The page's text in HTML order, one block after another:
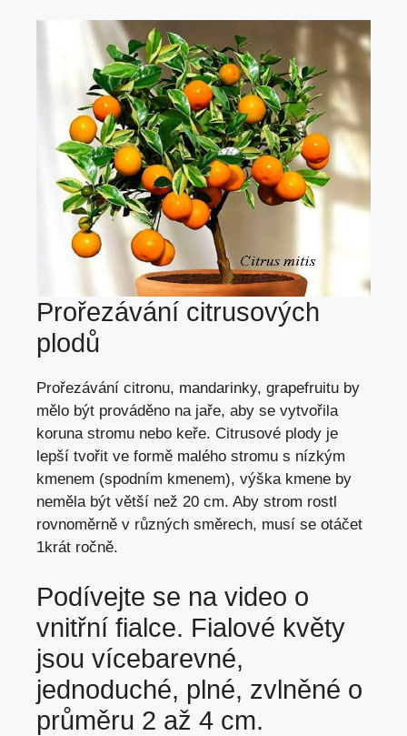
Prořezávání citrusových
plodů
Prořezávání citronu, mandarinky, grapefruitu by
mělo být prováděno na jaře, aby se vytvořila
koruna stromu nebo keře. Citrusové plody je
lepší tvořit ve formě malého stromu s nízkým
kmenem (spodním kmenem), výška kmene by
neměla být větší než 20 cm. Aby strom rostl
rovnoměrně v různých směrech, musí se otáčet
1krát ročně.
Podívejte se na video o
vnitřní fialce. Fialové květy
jsou vícebarevné,
jednoduché, plné, zvlněné o
průměru 2 až 4 cm.